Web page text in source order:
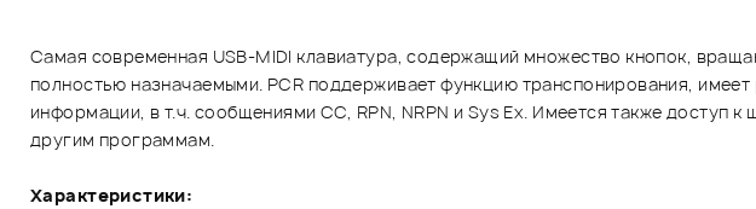
Самая современная USB-MIDI клавиатура, содержащий множество кнопок,
полностью назначаемыми. PCR поддерживает функцию транспонирования,
информации, в т.ч. сообщениями CC, RPN, NRPN и Sys Ex. Имеется также
другим программам.
Характеристики: